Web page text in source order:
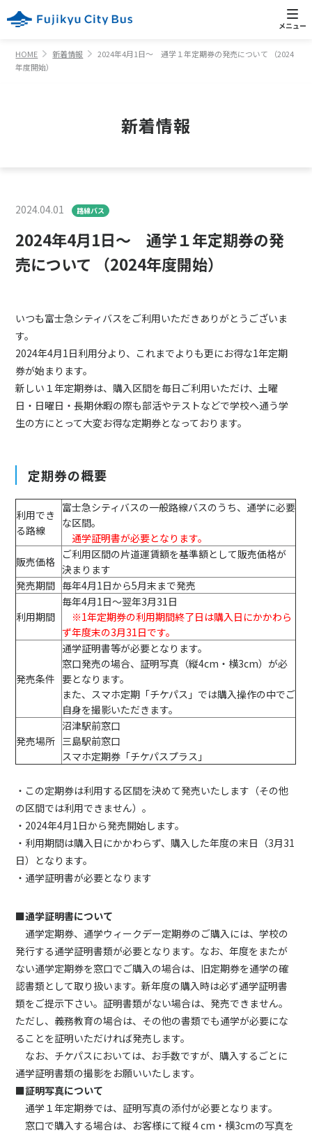
HOME 新着情報
2024年4月1日～ 通学１年定期券の発売について （2024
年度開始）
新着情報
2024.04.01 路線バス
2024年4月1日～ 通学１年定期券の発
売について （2024年度開始）
いつも富士急シティバスをご利用いただきありがとうございま
す。
2024年4月1日利用分より、これまでよりも更にお得な1年定期
券が始まります。
新しい１年定期券は、購入区間を毎日ご利用いただけ、土曜
日・日曜日・長期休暇の際も部活やテストなどで学校へ通う学
生の方にとって大変お得な定期券となっております。
定期券の概要
利用でき
る路線
富士急シティバスの一般路線バスのうち、通学に必要
な区間。
通学証明書が必要となります。
販売価格
ご利用区間の片道運賃額を基準額として販売価格が
決まります
発売期間 毎年4月1日から5月末まで発売
利用期間
毎年4月1日～翌年3月31日
※1年定期券の利用期間終了日は購入日にかかわら
ず年度末の3月31日です。
発売条件
通学証明書等が必要となります。
窓口発売の場合、証明写真（縦4cm・横3cm）が必
要となります。
また、スマホ定期「チケパス」では購入操作の中でご
自身を撮影いただきます。
発売場所
沼津駅前窓口
三島駅前窓口
スマホ定期券「チケパスプラス」
・この定期券は利用する区間を決めて発売いたします（その他
の区間では利用できません）。
・2024年4月1日から発売開始します。
・利用期間は購入日にかかわらず、購入した年度の末日（3月31
日）となります。
・通学証明書が必要となります
■通学証明書について
通学定期券、通学ウィークデー定期券のご購入には、学校の
発行する通学証明書類が必要となります。なお、年度をまたが
ない通学定期券を窓口でご購入の場合は、旧定期券を通学の確
認書類として取り扱います。新年度の購入時は必ず通学証明書
類をご提示下さい。証明書類がない場合は、発売できません。
ただし、義務教育の場合は、その他の書類でも通学が必要にな
ることを証明いただければ発売します。
なお、チケパスにおいては、お手数ですが、購入するごとに
通学証明書類の撮影をお願いいたします。
■証明写真について
通学１年定期券では、証明写真の添付が必要となります。
窓口で購入する場合は、お客様にて縦４cm・横3cmの写真を